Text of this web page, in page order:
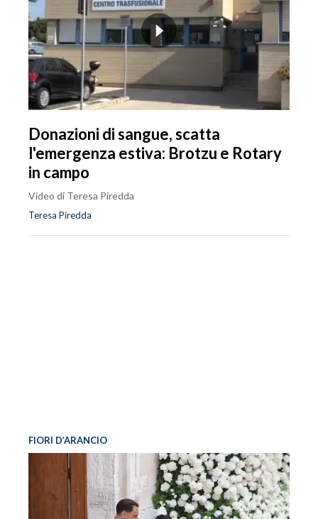
Donazioni di sangue, scatta
l'emergenza estiva: Brotzu e Rotary
in campo
Video di Teresa Piredda
Teresa Piredda
FIORI D’ARANCIO